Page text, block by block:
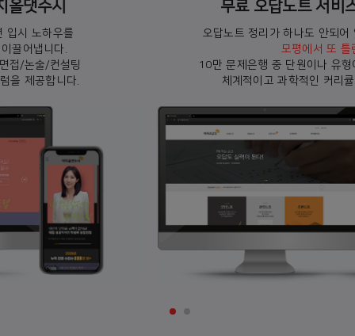
무료 오답노트 서비스 이지오답핏
오답노트 정리가 하나도 안되어 있다면? 틀렸던 문제,
10만 문제은행 중 단원이나 유형이 비슷한 문제를 선별
체계적이고 과학적인 커리큘럼을 제공합니다.